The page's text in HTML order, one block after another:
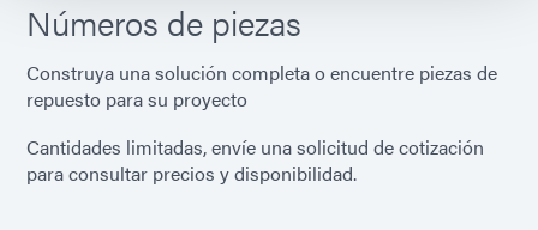
[Válvula]
Dimensiones (An. x
Al. x Pr.)
3,75 pulgadas x 1,125
pulgadas x 1,125 pulgadas
(9,53 cm x 2,86 cm x 2,86
[Válvula] Peso 5,5 onzas [146 g]
Números de piezas
Construya una solución completa o encuentre piezas de
repuesto para su proyecto
Cantidades limitadas, envíe una solicitud de cotización
para consultar precios y disponibilidad.